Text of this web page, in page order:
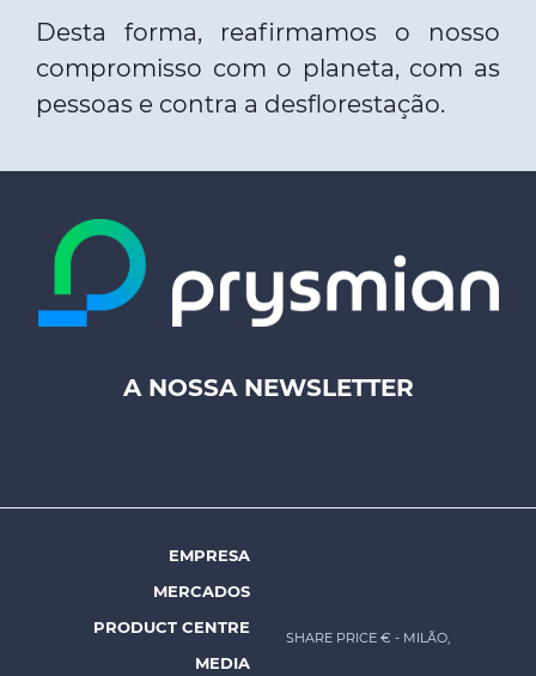
Desta forma, reafirmamos o nosso
compromisso com o planeta, com as
pessoas e contra a desflorestação.
Footer
Prysmian
A NOSSA NEWSLETTER
Footer
menu
EMPRESA
MERCADOS
PRODUCT CENTRE
MEDIA
SHARE PRICE € - MILÃO,